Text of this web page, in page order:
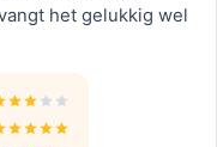
het gelukkig wel